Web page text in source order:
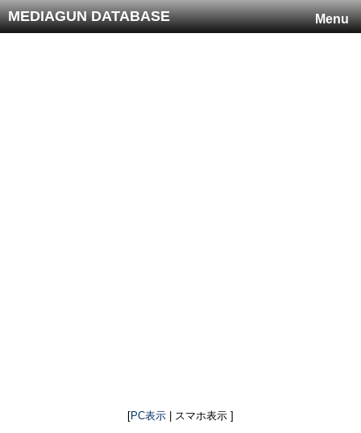
Menu
MEDIAGUN DATABASE
[PC表示 | スマホ表示 ]